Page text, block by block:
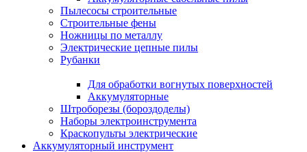
Пылесосы строительные
Строительные фены
Ножницы по металлу
Электрические цепные пилы
Рубанки
Для обработки вогнутых поверхностей
Аккумуляторные
Штроборезы (бороздоделы)
Наборы электроинструмента
Краскопульты электрические
Аккумуляторный инструмент